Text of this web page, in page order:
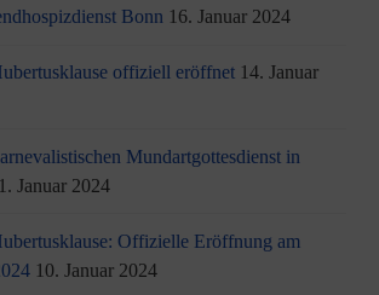
Bonn 16. Januar 2024
offiziell eröffnet 14. Januar
Mundartgottesdienst in
Januar 2024
Offizielle Eröffnung am
10. Januar 2024